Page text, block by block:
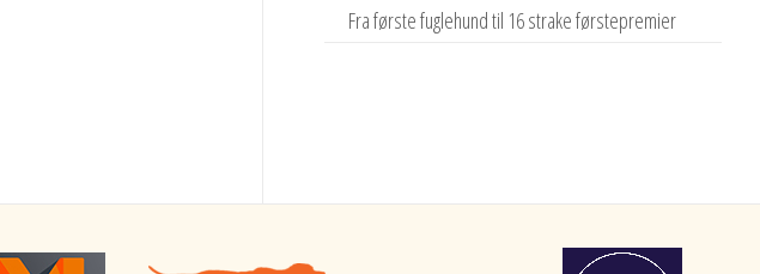
Fra første fuglehund til 16 strake førstepremier